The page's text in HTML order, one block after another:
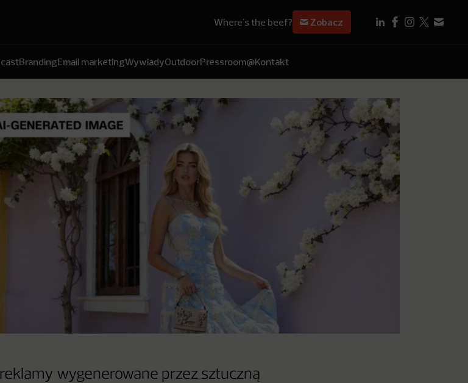
Where's the beef? Zobacz
BrandingEmail marketingWywiadyOutdoorPressroom@Kontakt
wygenerowane przez sztuczną